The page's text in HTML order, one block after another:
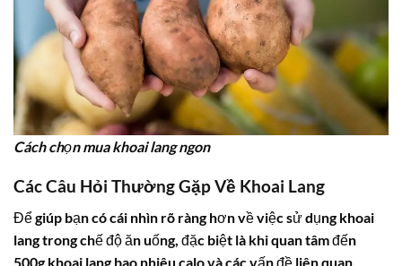
Cách chọn mua khoai lang ngon
Các Câu Hỏi Thường Gặp Về Khoai Lang
Để giúp bạn có cái nhìn rõ ràng hơn về việc sử dụng khoai
lang trong chế độ ăn uống, đặc biệt là khi quan tâm đến
500g khoai lang bao nhiêu calovà các vấn đề liên quan,